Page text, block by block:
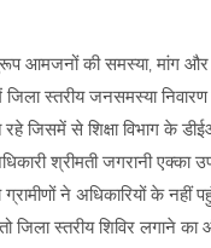
आमजनों की समस्या, मांग
स्तरीय जनसमस्या
रहे जिसमें से शिक्षा विभाग के
श्रीमती जगरानी एक्का
ने अधिकारियों के नहीं
जिला स्तरीय शिविर लगाने का